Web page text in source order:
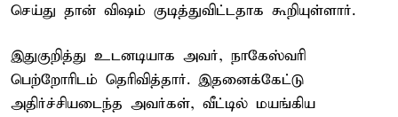
செய்து தான் விஷம் குடித்துவிட்டதாக கூறியுள்ளார்.
இதுகுறித்து உடனடியாக அவர், நாகேஸ்வரி
பெற்றோரிடம் தெரிவித்தார். இதனைக்கேட்டு
அதிர்ச்சியடைந்த அவர்கள், வீட்டில் மயங்கிய